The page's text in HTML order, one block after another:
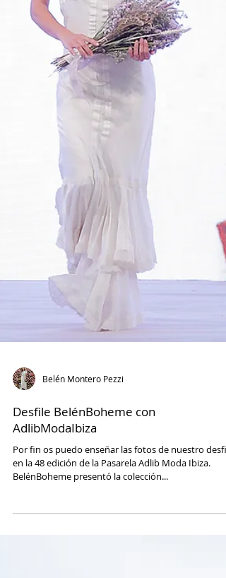
Belén Montero Pezzi
Desfile BelénBoheme con
AdlibModaIbiza
Por fin os puedo enseñar las fotos de nuestro